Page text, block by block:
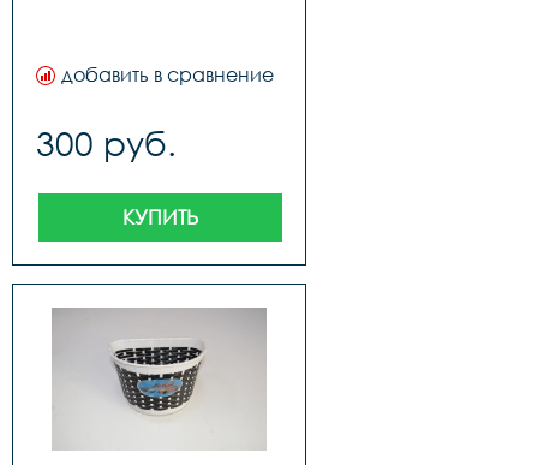
добавить в сравнение
300 руб.
КУПИТЬ